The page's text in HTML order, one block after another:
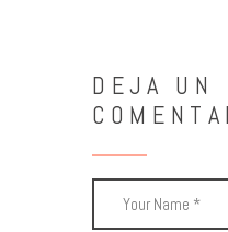
DEJA UN